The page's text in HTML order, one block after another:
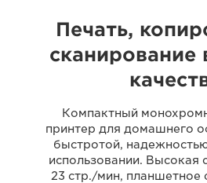
Печать,
сканирование
Компактный
принтер для домашнего
быстротой,
использовании. Высокая
23 стр./мин, планшетное